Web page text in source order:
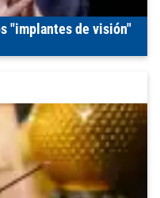
"implantes de visión"